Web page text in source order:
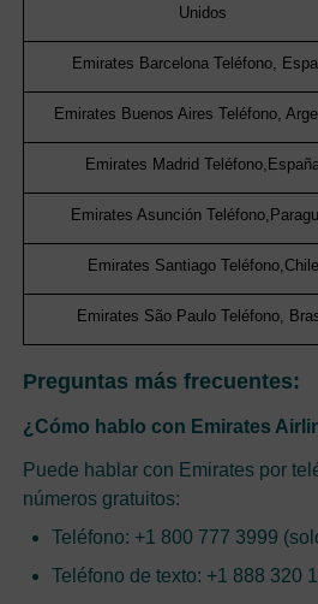
Unidos
Emirates Barcelona Teléfono,
Emirates Buenos Aires Teléfono,
Emirates Madrid
Emirates Asunción
Emirates Santiago Teléfono,Chile
Emirates São Paulo Teléfono,
Preguntas más frecuentes:
¿Cómo hablo con Emirates
Puede hablar con Emirates por
números gratuitos:
Teléfono: +1 800 777 3999
Teléfono de texto: +1 888 320